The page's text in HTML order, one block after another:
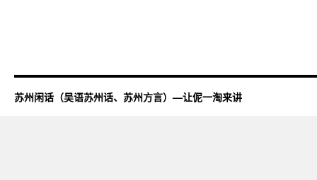
苏州闲话（吴语苏州话、苏州方言）—让伲一淘来讲